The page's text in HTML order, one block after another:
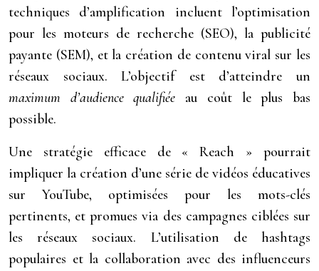
techniques d’amplification incluent l’optimisation
pour les moteurs de recherche (SEO), la publicité
payante (SEM), et la création de contenu viral sur les
réseaux sociaux. L’objectif est d’atteindre un
maximum d’audience qualifiéeau coût le plus bas
possible.
Une stratégie efficace de « Reach » pourrait
impliquer la création d’une série de vidéos éducatives
sur YouTube, optimisées pour les mots-clés
pertinents, et promues via des campagnes ciblées sur
les réseaux sociaux. L’utilisation de hashtags
populaires et la collaboration avec des influenceurs